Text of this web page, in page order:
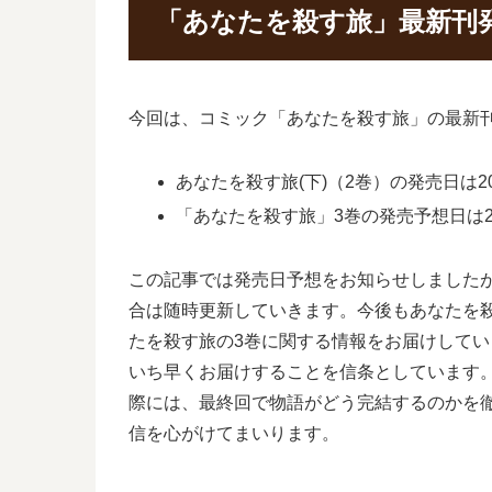
「あなたを殺す旅」最新刊
今回は、コミック「あなたを殺す旅」の最新
あなたを殺す旅(下)（2巻）の発売日は
「あなたを殺す旅」3巻の発売予想日
この記事では発売日予想をお知らせしまし
合は随時更新していきます。今後もあなたを
たを殺す旅の3巻に関する情報をお届けして
いち早くお届けすることを信条としていま
際には、最終回で物語がどう完結するのか
信を心がけてまいります。